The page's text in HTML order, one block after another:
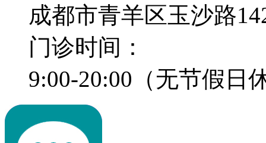
成都市青羊区玉沙路
门诊时间：
9:00-20:00（无节假日